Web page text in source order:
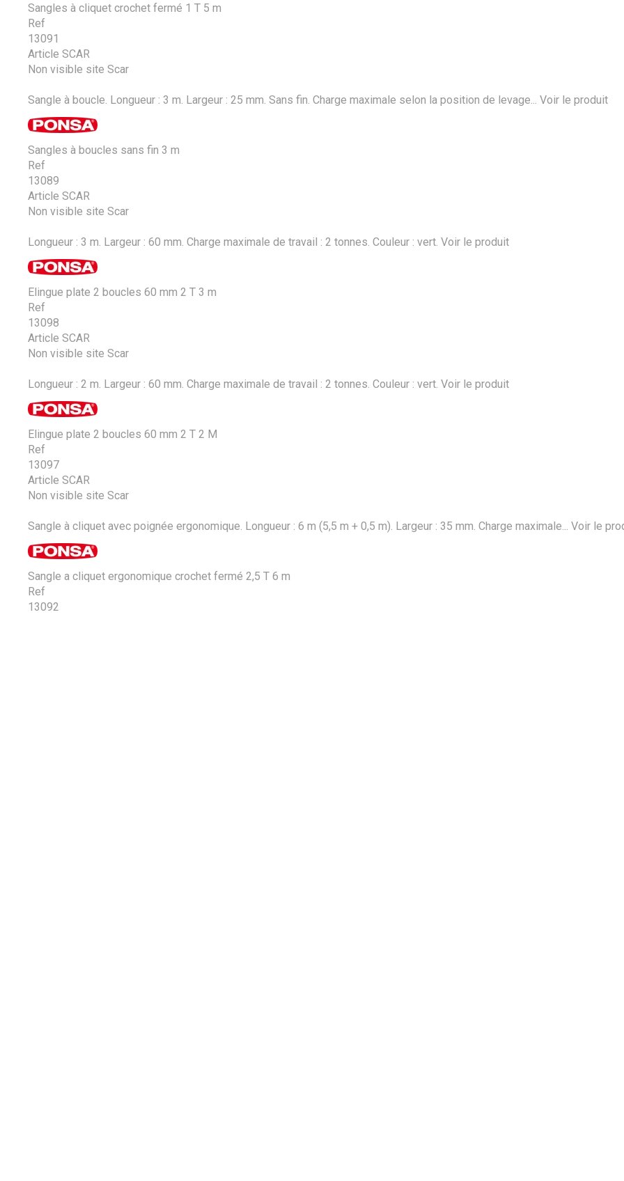
Sangles à cliquet crochet fermé 1 T 5 m
Ref
13091
Article SCAR
Non visible site Scar
Sangle à boucle. Longueur : 3 m. Largeur : 25 mm. Sans fin. Charge maximale selon la position de levage... Voir le produit
Sangles à boucles sans fin 3 m
Ref
13089
Article SCAR
Non visible site Scar
Longueur : 3 m. Largeur : 60 mm. Charge maximale de travail : 2 tonnes. Couleur : vert. Voir le produit
Elingue plate 2 boucles 60 mm 2 T 3 m
Ref
13098
Article SCAR
Non visible site Scar
Longueur : 2 m. Largeur : 60 mm. Charge maximale de travail : 2 tonnes. Couleur : vert. Voir le produit
Elingue plate 2 boucles 60 mm 2 T 2 M
Ref
13097
Article SCAR
Non visible site Scar
Sangle à cliquet avec poignée ergonomique. Longueur : 6 m (5,5 m + 0,5 m). Largeur : 35 mm. Charge maximale... Voir le
Sangle a cliquet ergonomique crochet fermé 2,5 T 6 m
Ref
13092